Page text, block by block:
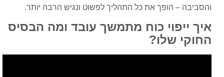
והסביבה – הופך את כל התהליך לפשוט ונגיש הרבה יותר.
איך ייפוי כוח מתמשך עובד ומה הבסיס
החוקי שלו?